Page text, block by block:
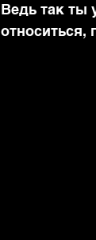
Ведь так ты
относиться,